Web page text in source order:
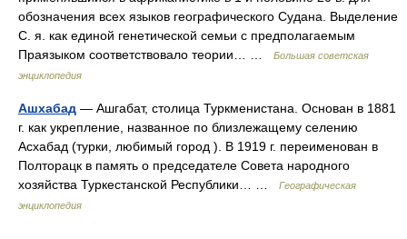
обозначения всех языков географического Судана. Выделение
С. я. как единой генетической семьи с предполагаемым
Праязыком соответствовало теории… …
Большая советская
энциклопедия
Ашхабад — Ашгабат, столица Туркменистана. Основан в 1881
г. как укрепление, названное по близлежащему селению
Асхабад (турки, любимый город ). В 1919 г. переименован в
Полторацк в память о председателе Совета народного
хозяйства Туркестанской Республики… …
Географическая
энциклопедия